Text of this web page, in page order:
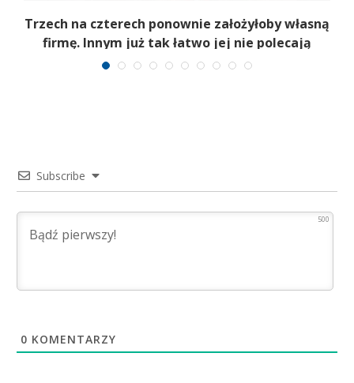
Trzech na czterech ponownie założyłoby własną
firmę. Innym już tak łatwo jej nie polecają
Subscribe
500
0 KOMENTARZY